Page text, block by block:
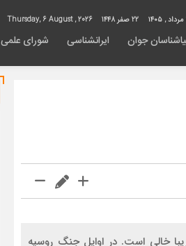
22 صفر 1448
جوان ایرانشناسی شورای علمی
خالی است. در اوایل جنگ روسیه